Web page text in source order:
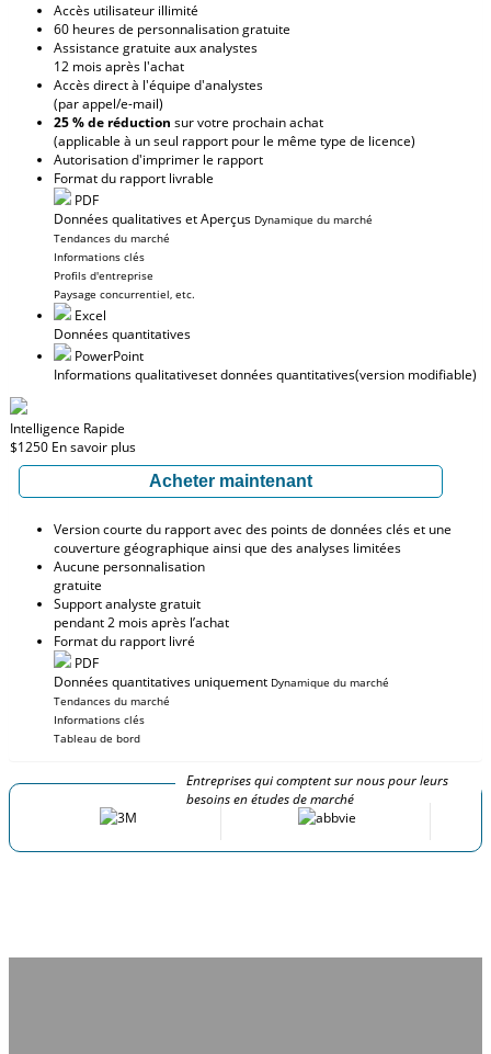
Accès utilisateur illimité
60 heures de personnalisation gratuite
Assistance gratuite aux analystes
12 mois après l'achat
Accès direct à l'équipe d'analystes
(par appel/e-mail)
25 % de réduction sur votre prochain achat
(applicable à un seul rapport pour le même type de licence)
Autorisation d'imprimer le rapport
Format du rapport livrable
PDF
Données qualitatives et Aperçus Dynamique du marché
Tendances du marché
Informations clés
Profils d'entreprise
Paysage concurrentiel, etc.
Excel
Données quantitatives
PowerPoint
Informations qualitativeset données quantitatives(version modifiable)
Intelligence Rapide
$1250 En savoir plus
Acheter maintenant
Version courte du rapport avec des points de données clés et une
couverture géographique ainsi que des analyses limitées
Aucune personnalisation
gratuite
Support analyste gratuit
pendant 2 mois après l’achat
Format du rapport livré
PDF
Données quantitatives uniquement Dynamique du marché
Tendances du marché
Informations clés
Tableau de bord
Entreprises qui comptent sur nous pour leurs
besoins en études de marché